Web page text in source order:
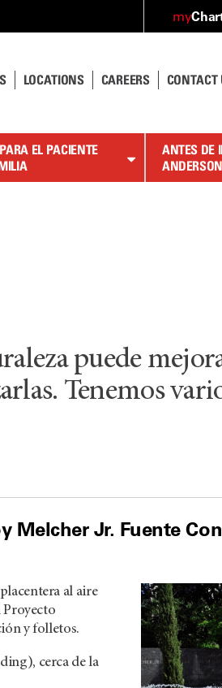
my
LOCATIONS CAREERS CONTACT
EL PACIENTE
ANTES DE
ANDERSON
puede
Tenemos
Melcher Jr. Fuente
al aire
Proyecto
y folletos.
cerca de la